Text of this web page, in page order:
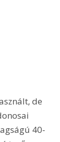
de
40-